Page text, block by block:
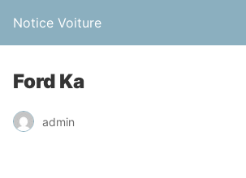
Notice Voiture
Ford Ka
admin